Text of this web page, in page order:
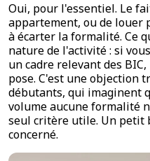
Oui, pour l'essentiel. Le
appartement, ou de louer
à écarter la formalité. Ce
nature de l'activité : si
un cadre relevant des
pose. C'est une objection
débutants, qui imaginent
volume aucune formalité
seul critère utile. Un
concerné.